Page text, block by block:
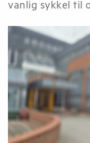
vanlig sykkel til